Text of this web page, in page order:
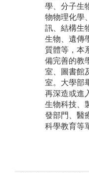
學、分子生
物物理化學
訊、結構生
生物、遺傳
質體等，本
備完善的教
室、圖書館
室。大學部
再深造或進
生物科技、
發部門、醫
科學教育等